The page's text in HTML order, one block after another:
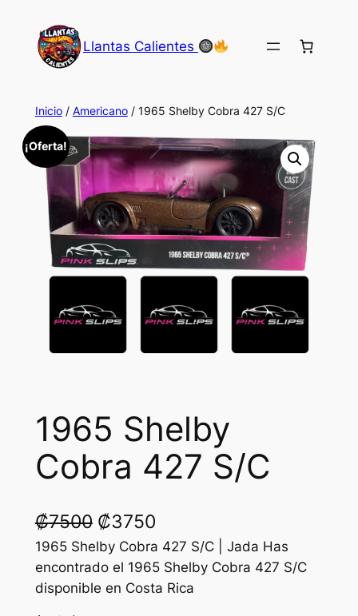
contenido
Llantas Calientes
Inicio/ Americano/ 1965 Shelby Cobra 427 S/C
¡Oferta!
1965 Shelby
Cobra 427 S/C
₡7500 O
r
i
₡3750C
u
r
1965 Shelby Cobra 427 S/C | Jada Has
encontrado el 1965 Shelby Cobra 427 S/C
disponible en Costa Rica